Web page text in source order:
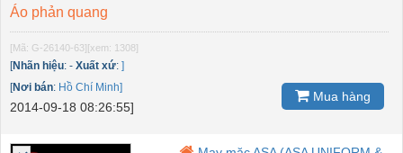
Áo phản quang
[Mã: G-26140-63][xem: 1308]
[Nhãn hiệu: - Xuất xứ: ]
[Nơi bán: Hồ Chí Minh]
2014-09-18 08:26:55]
Mua hàng